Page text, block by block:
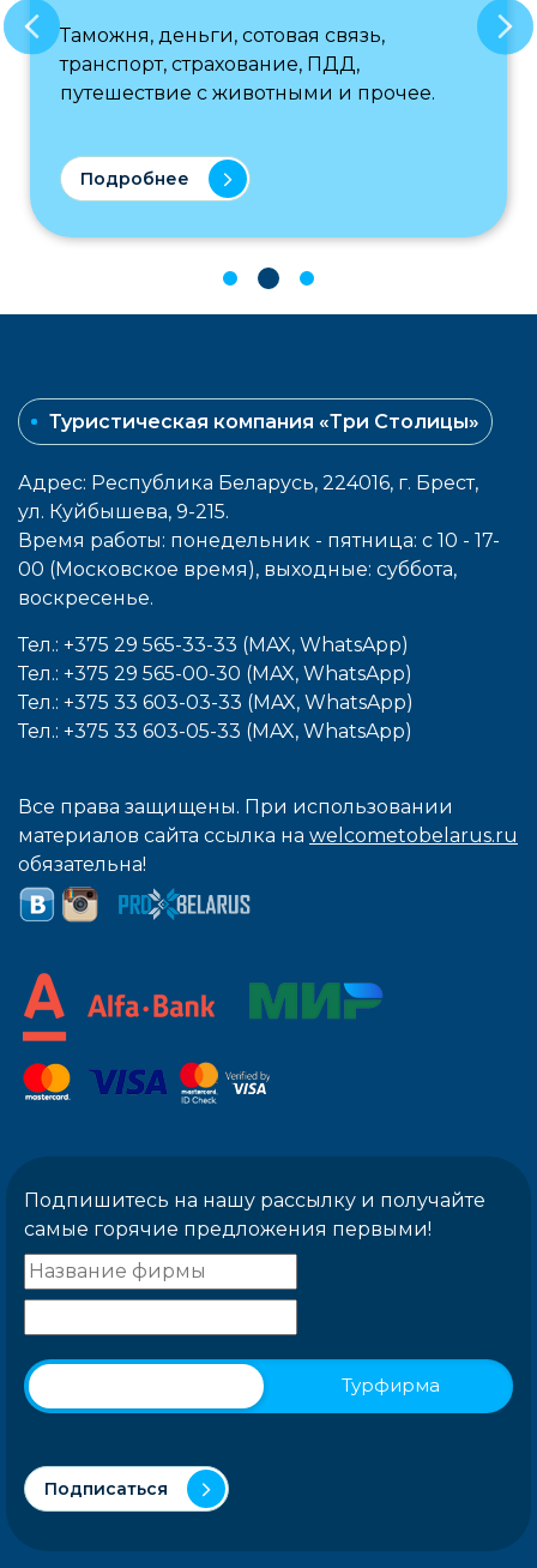
Таможня, деньги, сотовая связь,
транспорт, страхование, ПДД,
путешествие с животными и прочее.
Подробнее
Туристическая компания «Три Столицы»
Адрес: Республика Беларусь, 224016, г. Брест,
ул. Куйбышева, 9-215.
Время работы: понедельник - пятница: с 10 - 17-
00 (Московское время), выходные: cуббота,
воcкресенье.
Тел.: +375 29 565-33-33 (MAX, WhatsApp)
Тел.: +375 29 565-00-30 (MAX, WhatsApp)
Тел.: +375 33 603-03-33 (MAX, WhatsApp)
Тел.: +375 33 603-05-33 (MAX, WhatsApp)
Все права защищены. При использовании
материалов сайта ссылка на welcometobelarus.ru
обязательна!
Подпишитесь на нашу рассылку и получайте
самые горячие предложения первыми!
Турфирма
Подписаться